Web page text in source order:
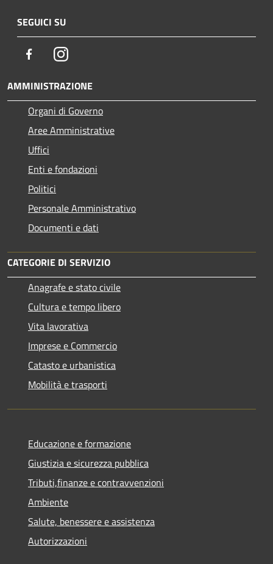
SEGUICI SU
FacebookInstagram
AMMINISTRAZIONE
Organi di Governo
Aree Amministrative
Uffici
Enti e fondazioni
Politici
Personale Amministrativo
Documenti e dati
CATEGORIE DI SERVIZIO
Anagrafe e stato civile
Cultura e tempo libero
Vita lavorativa
Imprese e Commercio
Catasto e urbanistica
Mobilità e trasporti
Educazione e formazione
Giustizia e sicurezza pubblica
Tributi,finanze e contravvenzioni
Ambiente
Salute, benessere e assistenza
Autorizzazioni